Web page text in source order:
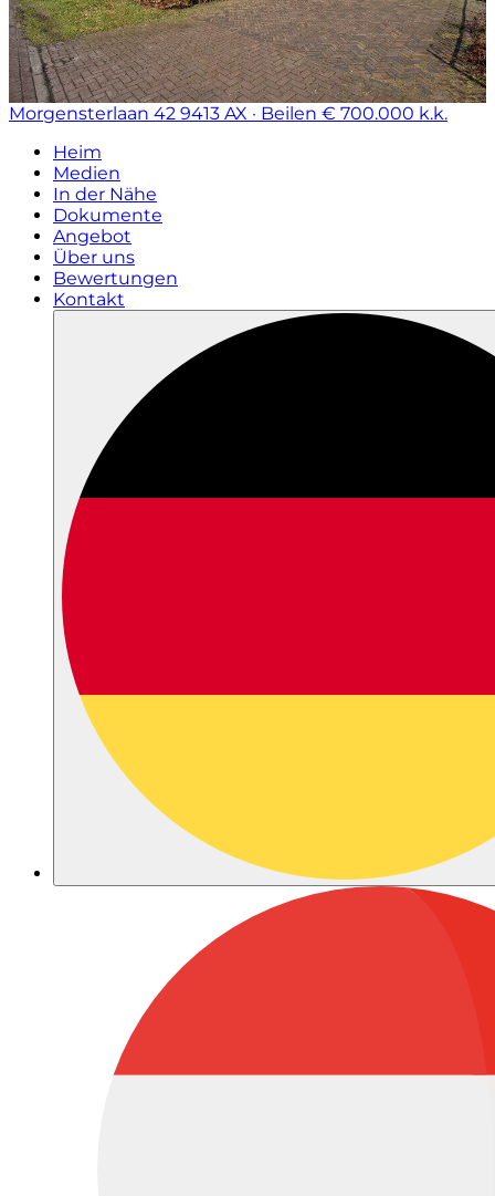
Morgensterlaan 42 9413 AX · Beilen € 700.000 k.k.
Heim
Medien
In der Nähe
Dokumente
Angebot
Über uns
Bewertungen
Kontakt